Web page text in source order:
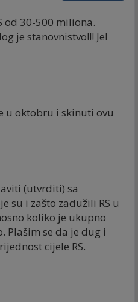
od 30-500 miliona.
je stanovnistvo!!! Jel
u oktobru i skinuti ovu
(utvrditi) sa
su i zašto zadužili RS u
koliko je ukupno
Plašim se da je dug i
cijele RS.